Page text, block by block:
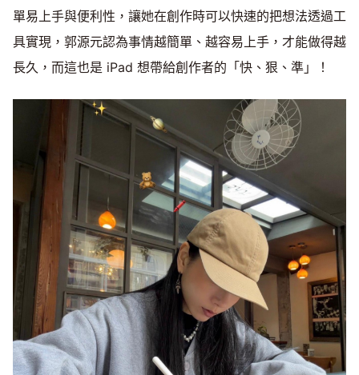
單易上手與便利性，讓她在創作時可以快速的把想法透過工
具實現，郭源元認為事情越簡單、越容易上手，才能做得越
長久，而這也是 iPad 想帶給創作者的「快、狠、準」！